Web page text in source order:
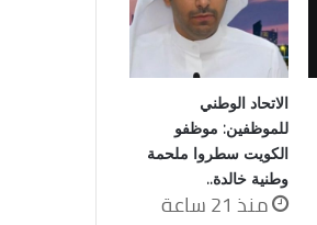
الاتحاد الوطني
للموظفين: موظفو
الكويت سطروا ملحمة
وطنية خالدة..
منذ 21 ساعة